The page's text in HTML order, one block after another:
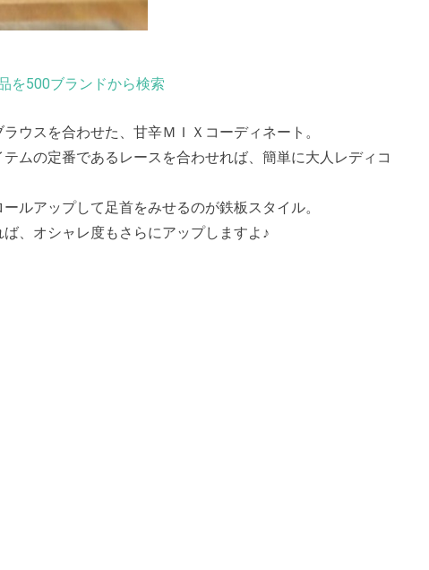
を500ブランドから検索
ウスを合わせた、甘辛ＭＩＸコーディネート。
ムの定番であるレースを合わせれば、簡単に大人レディコ
ルアップして足首をみせるのが鉄板スタイル。
、オシャレ度もさらにアップしますよ♪